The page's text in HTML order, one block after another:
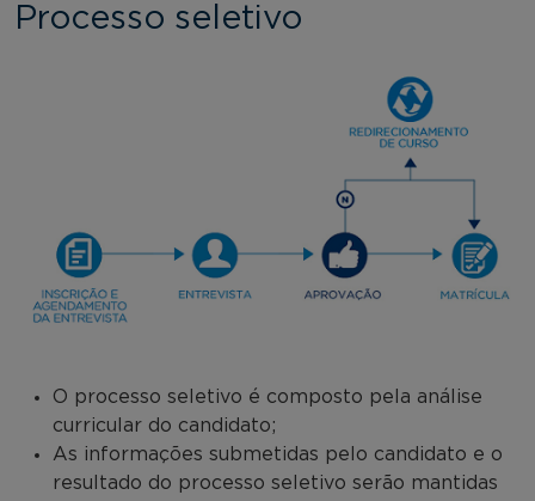
Processo seletivo
O processo seletivo é composto pela análise
curricular do candidato;
As informações submetidas pelo candidato e o
resultado do processo seletivo serão mantidas